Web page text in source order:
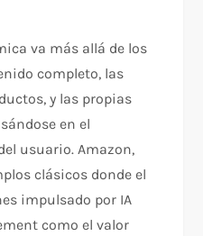
va más allá de los
completo, las
y las propias
en el
usuario. Amazon,
clásicos donde el
impulsado por IA
como el valor